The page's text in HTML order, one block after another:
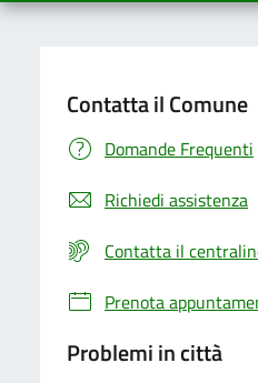
Contatta il Comune
Domande Frequenti
Richiedi assistenza
Contatta il
Prenota
Problemi in città